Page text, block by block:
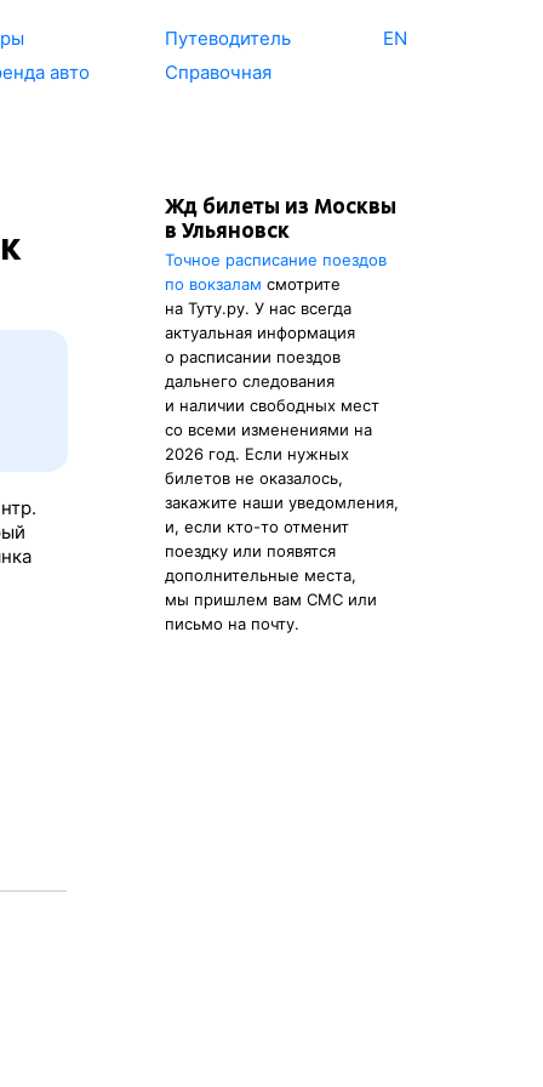
авто
Путеводитель
Справочная
EN
Жд билеты из Москвы
в Ульяновск
Точное расписание поездов
по вокзалам смотрите
на Туту.ру. У нас всегда
актуальная информация
о расписании поездов
дальнего следования
и наличии свободных мест
со всеми изменениями на
2026 год. Если нужных
билетов не оказалось,
закажите наши уведомления,
и, если кто-то отменит
поездку или появятся
дополнительные места,
мы пришлем вам СМС или
письмо на почту.